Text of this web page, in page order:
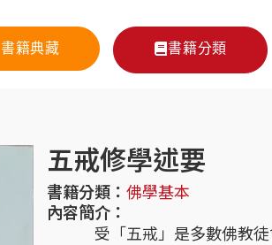
書籍典藏 書籍分類
五戒修學述要
書籍分類： 佛學基本
內容簡介：
受「五戒」是多數佛教徒